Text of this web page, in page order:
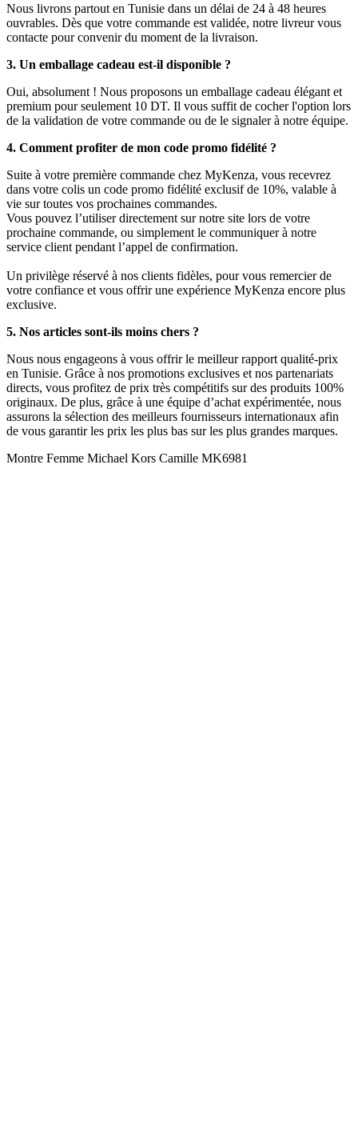
Nous livrons partout en Tunisie dans un délai de 24 à 48 heures
ouvrables. Dès que votre commande est validée, notre livreur vous
contacte pour convenir du moment de la livraison.
3. Un emballage cadeau est-il disponible ?
Oui, absolument ! Nous proposons un emballage cadeau élégant et
premium pour seulement 10 DT. Il vous suffit de cocher l'option lors
de la validation de votre commande ou de le signaler à notre équipe.
4. Comment profiter de mon code promo fidélité ?
Suite à votre première commande chez MyKenza, vous recevrez
dans votre colis un code promo fidélité exclusif de 10%, valable à
vie sur toutes vos prochaines commandes.
Vous pouvez l’utiliser directement sur notre site lors de votre
prochaine commande, ou simplement le communiquer à notre
service client pendant l’appel de confirmation.
Un privilège réservé à nos clients fidèles, pour vous remercier de
votre confiance et vous offrir une expérience MyKenza encore plus
exclusive.
5. Nos articles sont-ils moins chers ?
Nous nous engageons à vous offrir le meilleur rapport qualité-prix
en Tunisie. Grâce à nos promotions exclusives et nos partenariats
directs, vous profitez de prix très compétitifs sur des produits 100%
originaux. De plus, grâce à une équipe d’achat expérimentée, nous
assurons la sélection des meilleurs fournisseurs internationaux afin
de vous garantir les prix les plus bas sur les plus grandes marques.
Montre Femme Michael Kors Camille MK6981